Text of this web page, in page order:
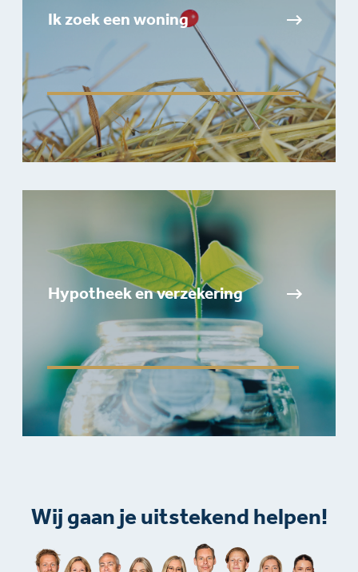
Ik zoek een woning
Hypotheek en verzekering
Wij gaan je uitstekend helpen!​